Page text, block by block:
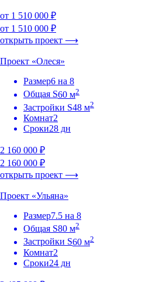
от 1 510 000 ₽
от 1 510 000 ₽
открыть проект ⟶
Проект «Олеся»
Размер6 на 8
Общая S60 м2
Застройки S48 м2
Комнат2
Сроки28 дн
2 160 000 ₽
2 160 000 ₽
открыть проект ⟶
Проект «Ульяна»
Размер7.5 на 8
Общая S80 м2
Застройки S60 м2
Комнат2
Сроки24 дн